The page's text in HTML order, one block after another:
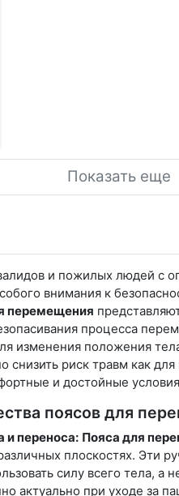
Показать еще
и пожилых людей с
внимания к
перемещения
процесса
изменения положения
снизить риск травм как
и достойные
поясов для
и переноса: Пояса для
плоскостях. Эти
силу всего тела,
актуально при уходе за